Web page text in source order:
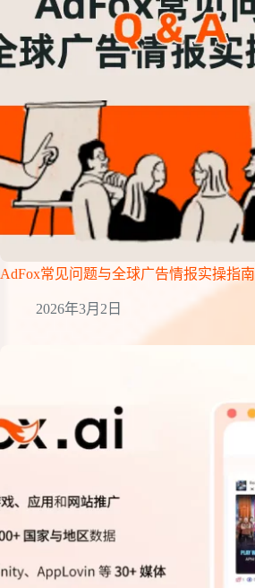
AdFox常见问题与全球广告情报实操指
2026年3月2日